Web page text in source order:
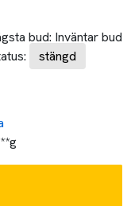
bud: Inväntar bud
stängd